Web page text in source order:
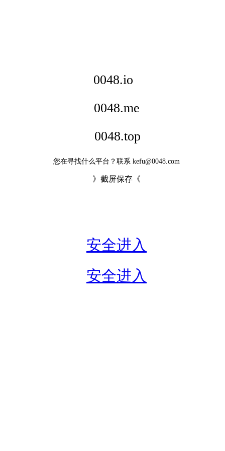
0048.io
0048.me
0048.top
您在寻找什么平台？联系 kefu@0048.com
》截屏保存《
安全进入
安全进入